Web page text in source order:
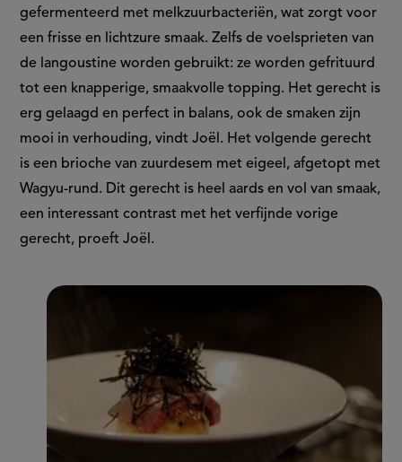
gefermenteerd met melkzuurbacteriën, wat zorgt voor
een frisse en lichtzure smaak. Zelfs de voelsprieten van
de langoustine worden gebruikt: ze worden gefrituurd
tot een knapperige, smaakvolle topping. Het gerecht is
erg gelaagd en perfect in balans, ook de smaken zijn
mooi in verhouding, vindt Joël. Het volgende gerecht
is een brioche van zuurdesem met eigeel, afgetopt met
Wagyu-rund. Dit gerecht is heel aards en vol van smaak,
een interessant contrast met het verfijnde vorige
gerecht, proeft Joël.